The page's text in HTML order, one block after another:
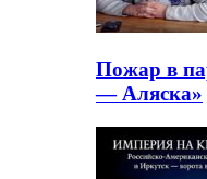
Пожар в
— Аляска»